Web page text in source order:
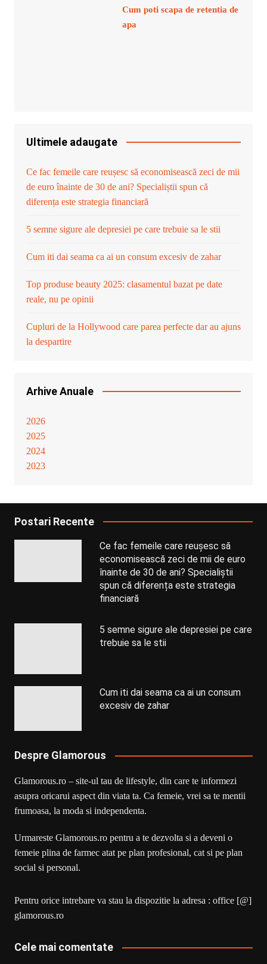
Cum poti scapa de retentia de
apa
Ultimele adaugate
Ce fac femeile care reușesc să economisească zeci de mii
de euro înainte de 30 de ani? Specialiștii spun că
diferența este strategia financiară
5 semne sigure ale depresiei pe care trebuie sa le stii
Cum iti dai seama ca ai un consum excesiv de zahar
Top produse beauty 2025: clasamentul bazat pe date
reale, nu pe opinii
Cupluri de la Hollywood care parea perfecte dar au ajuns
la despartire
Arhive Anuale
2026
2025
2024
2023
Postari Recente
Ce fac femeile care reușesc să
economisească zeci de mii de euro
înainte de 30 de ani? Specialiștii
spun că diferența este strategia
financiară
5 semne sigure ale depresiei pe care
trebuie sa le stii
Cum iti dai seama ca ai un consum
excesiv de zahar
Despre Glamorous
Glamorous.ro – site-ul tau de lifestyle, din care te informezi
asupra oricarui aspect din viata ta. Ca femeie, vrei sa te mentii
frumoasa, la moda si independenta.
Urmareste Glamorous.ro pentru a te dezvolta si a deveni o
femeie plina de farmec atat pe plan profesional, cat si pe plan
social si personal.
Pentru orice intrebare va stau la dispozitie la adresa : office [@]
glamorous.ro
Cele mai comentate